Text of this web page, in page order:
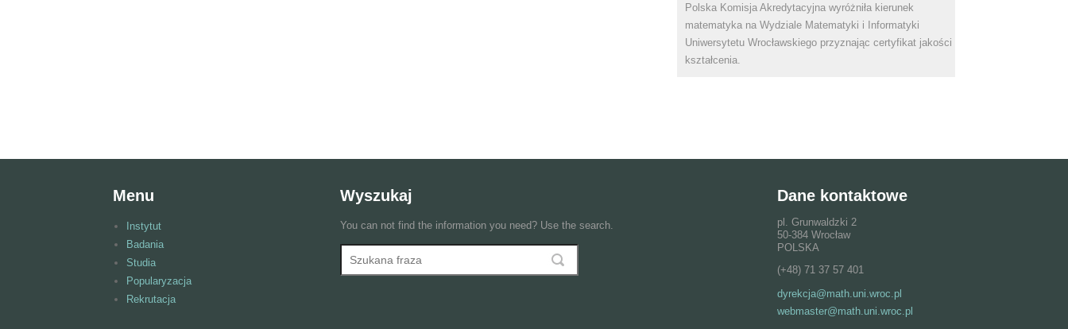
Polska Komisja Akredytacyjna wyróżniła kierunek
matematyka na Wydziale Matematyki i Informatyki
Uniwersytetu Wrocławskiego przyznając certyfikat jakości
kształcenia.
Menu
Instytut
Badania
Studia
Popularyzacja
Rekrutacja
Wyszukaj
You can not find the information you need? Use the search.
Formularz wyszukiwania
Wyszukaj
Dane kontaktowe
pl. Grunwaldzki 2
50-384 Wrocław
POLSKA
(+48) 71 37 57 401
dyrekcja@math.uni.wroc.pl
webmaster@math.uni.wroc.pl